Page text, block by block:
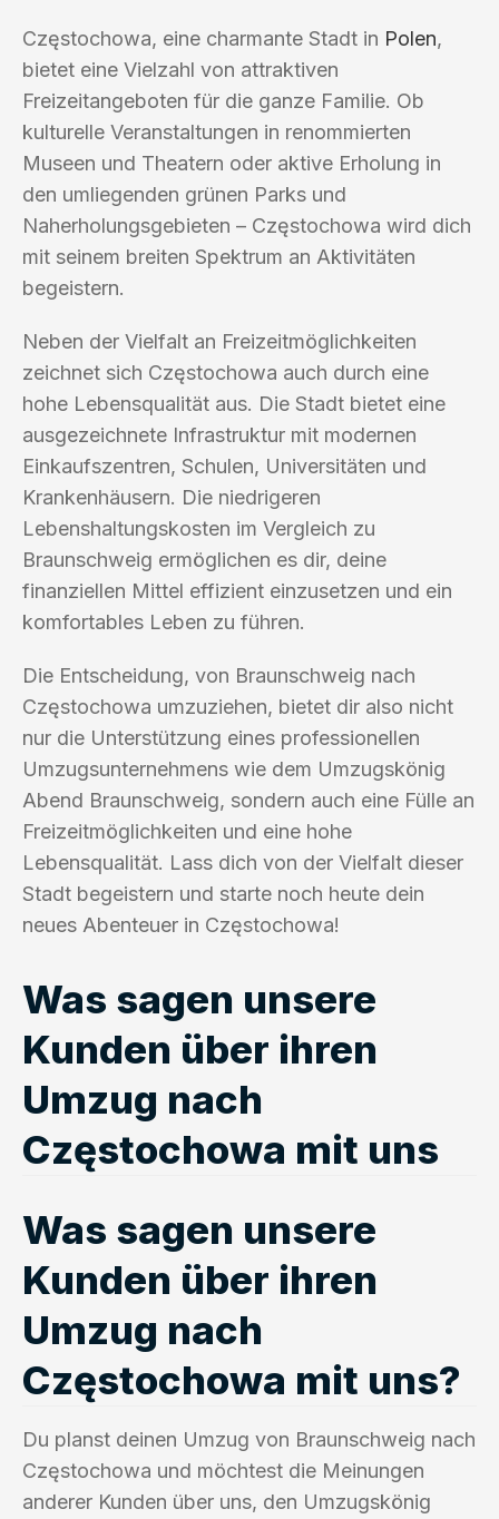
Częstochowa, eine charmante Stadt in Polen,
bietet eine Vielzahl von attraktiven
Freizeitangeboten für die ganze Familie. Ob
kulturelle Veranstaltungen in renommierten
Museen und Theatern oder aktive Erholung in
den umliegenden grünen Parks und
Naherholungsgebieten – Częstochowa wird dich
mit seinem breiten Spektrum an Aktivitäten
begeistern.
Neben der Vielfalt an Freizeitmöglichkeiten
zeichnet sich Częstochowa auch durch eine
hohe Lebensqualität aus. Die Stadt bietet eine
ausgezeichnete Infrastruktur mit modernen
Einkaufszentren, Schulen, Universitäten und
Krankenhäusern. Die niedrigeren
Lebenshaltungskosten im Vergleich zu
Braunschweig ermöglichen es dir, deine
finanziellen Mittel effizient einzusetzen und ein
komfortables Leben zu führen.
Die Entscheidung, von Braunschweig nach
Częstochowa umzuziehen, bietet dir also nicht
nur die Unterstützung eines professionellen
Umzugsunternehmens wie dem Umzugskönig
Abend Braunschweig, sondern auch eine Fülle an
Freizeitmöglichkeiten und eine hohe
Lebensqualität. Lass dich von der Vielfalt dieser
Stadt begeistern und starte noch heute dein
neues Abenteuer in Częstochowa!
Was sagen unsere
Kunden über ihren
Umzug nach
Częstochowa mit uns
Was sagen unsere
Kunden über ihren
Umzug nach
Częstochowa mit uns?
Du planst deinen Umzug von Braunschweig nach
Częstochowa und möchtest die Meinungen
anderer Kunden über uns, den Umzugskönig